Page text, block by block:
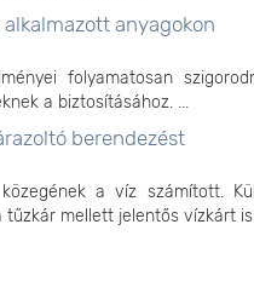
anyagokon
folyamatosan
a biztosításához. ...
berendezést
a víz számított.
mellett jelentős vízkárt is